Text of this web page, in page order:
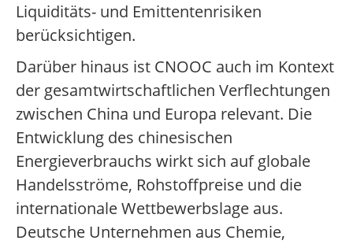
Liquiditäts- und Emittentenrisiken
berücksichtigen.
Darüber hinaus ist CNOOC auch im Kontext
der gesamtwirtschaftlichen Verflechtungen
zwischen China und Europa relevant. Die
Entwicklung des chinesischen
Energieverbrauchs wirkt sich auf globale
Handelsströme, Rohstoffpreise und die
internationale Wettbewerbslage aus.
Deutsche Unternehmen aus Chemie,